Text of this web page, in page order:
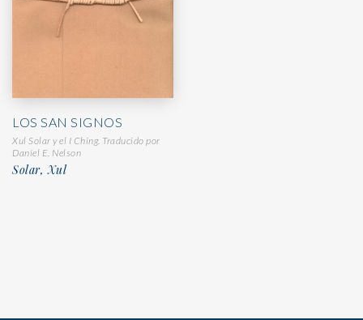
LOS SAN SIGNOS
Xul Solar y el I Ching. Traducido por
Daniel E. Nelson
Solar, Xul